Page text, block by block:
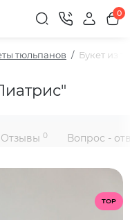
0
тюльпанов Букет из
Отзывы 0 Вопрос -
TOP